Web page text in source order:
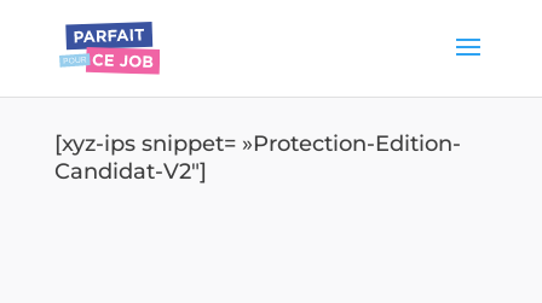
[xyz-ips snippet= »Protection-Edition-
Candidat-V2″]